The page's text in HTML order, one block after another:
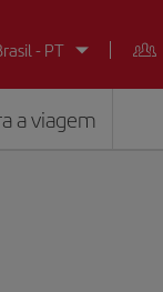
- PT
a viagem